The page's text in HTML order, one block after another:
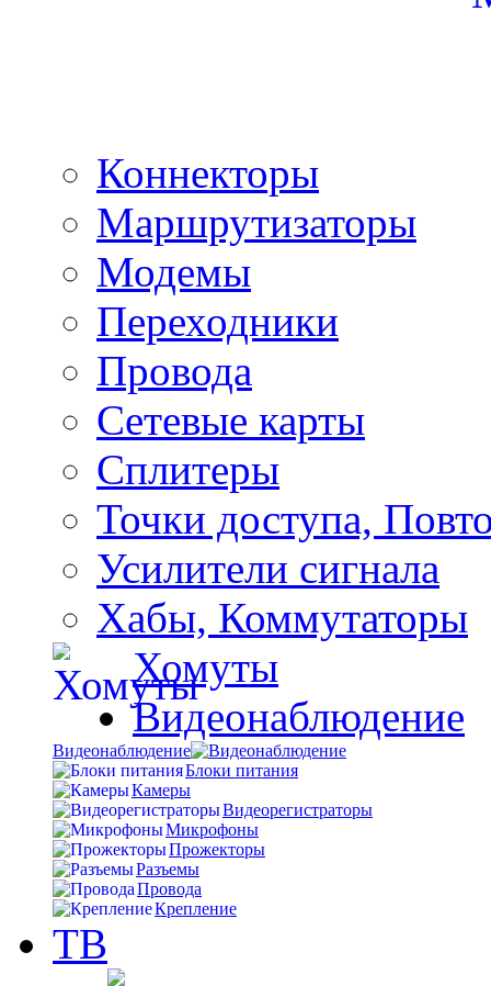
Коннекторы
Маршрутизаторы
Модемы
Переходники
Провода
Сетевые карты
Сплитеры
Точки доступа,
Усилители сигнала
Хабы, Коммутаторы
Хомуты
Видеонаблюдение
Видеонаблюдение
Блоки питания
Камеры
Видеорегистраторы
Микрофоны
Прожекторы
Разъемы
Провода
Крепление
ТВ